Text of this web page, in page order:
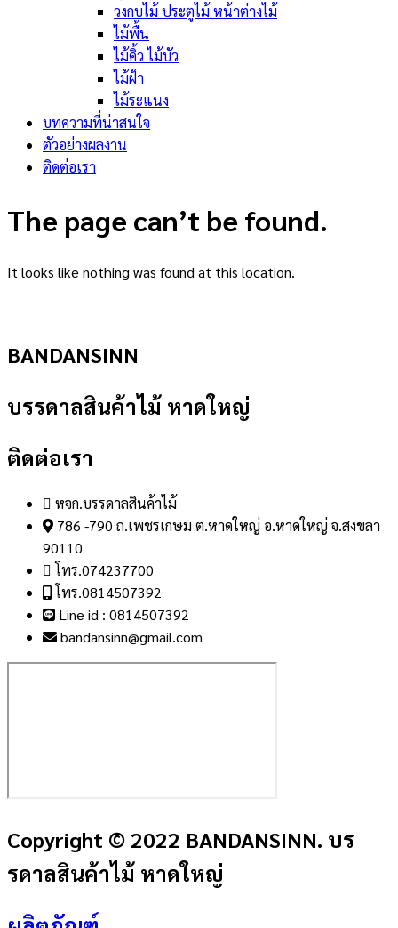
วงกบไม้ ประตูไม้ หน้าต่างไม้
ไม้พื้น
ไม้คิ้ว ไม้บัว
ไม้ฝ้า
ไม้ระแนง
บทความที่น่าสนใจ
ตัวอย่างผลงาน
ติดต่อเรา
The page can’t be found.
It looks like nothing was found at this location.
BANDANSINN
บรรดาลสินค้าไม้ หาดใหญ่
ติดต่อเรา
หจก.บรรดาลสินค้าไม้
786 -790 ถ.เพชรเกษม ต.หาดใหญ่ อ.หาดใหญ่ จ.สงขลา
90110
โทร.074237700
โทร.0814507392
Line id : 0814507392
bandansinn@gmail.com
Copyright © 2022 BANDANSINN. บร
รดาลสินค้าไม้ หาดใหญ่